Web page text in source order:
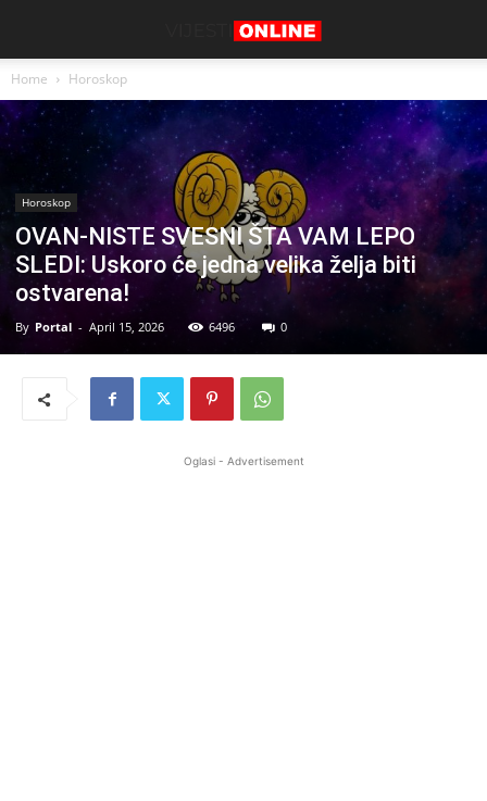
Home Horoskop
Horoskop
OVAN-NISTE SVESNI ŠTA VAM LEPO
SLEDI: Uskoro će jedna velika želja biti
ostvarena!
By Portal - April 15, 2026 6496 0
Oglasi - Advertisement